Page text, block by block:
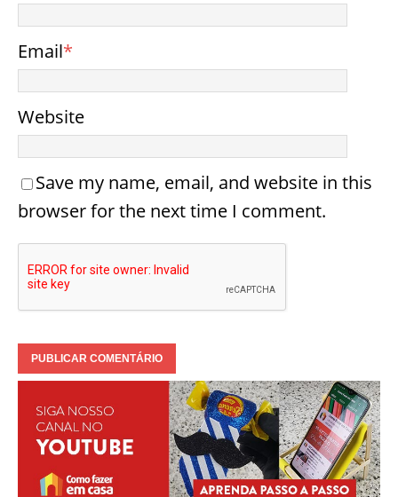
Email*
Website
Save my name, email, and website in this
browser for the next time I comment.